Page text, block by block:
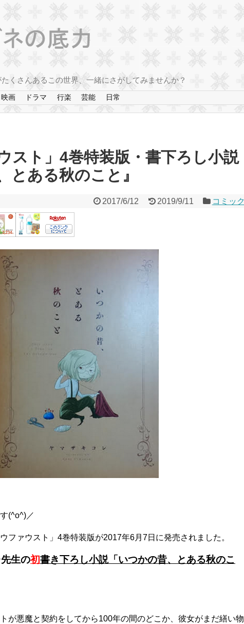
くさんあるこの世界、一緒にさがしてみませんか？
映画 ドラマ 行楽 芸能 日常
スト」4巻特装版・書下ろし小説
とある秋のこと』
2017/6/12 2019/9/11 コミック
(^o^)／
ファウスト」4巻特装版が2017年6月7日に発売されました。
生の初書き下ろし小説「いつかの昔、とある秋のこ
が悪魔と契約をしてから100年の間のどこか、彼女がまだ繕い物